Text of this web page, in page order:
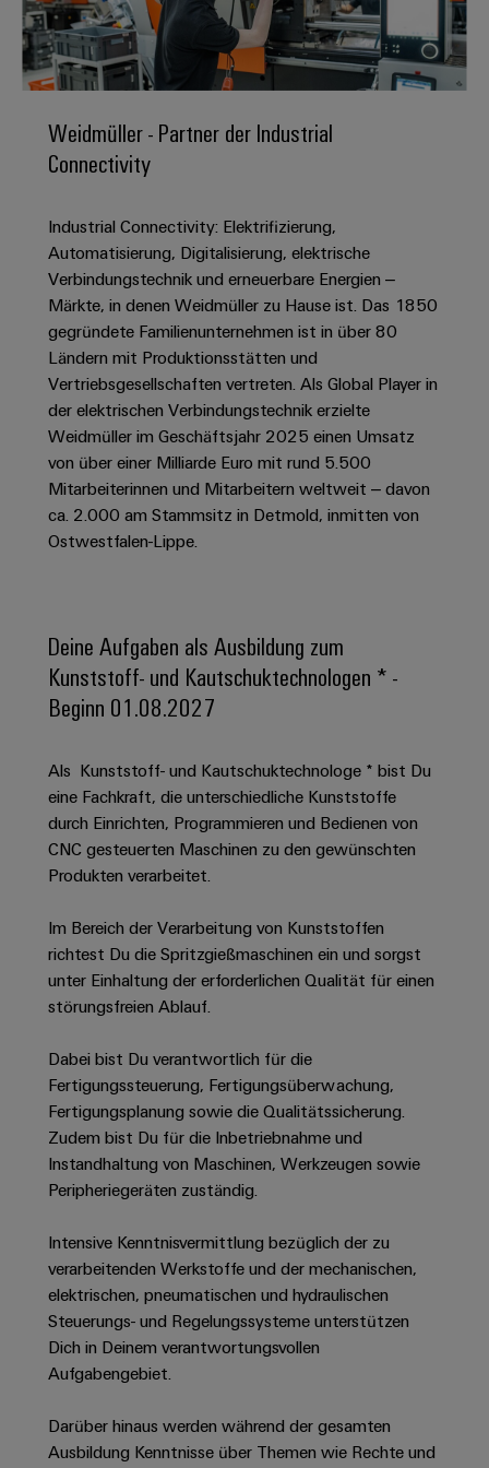
erlebbar
werden.
Datencenter
und
Produkte
für
effizient,
zuverlässig,
skalierbar
Energiespeicher
Lösungen
und
Produkte
Energiespeichersysteme
(ESS)
Energieübertragung
und
-
Sicherheit
für
moderne
Energienetze
Lösungen
für
die
spezifischen
Anforderungen
in
der
Gerätehersteller
Innovative
Verbindungslösungen
für
Konventionelle
Energieerzeugung
Zukunftssicherheit
bewährte
Energieerzeugung
Maschinenbau
Lösungen
für
verschiedene
Segmente
der
Maschinen
und
Öl
Anschlusstechnologie
DC-
u-
OS
Computing
Industrial
5G
Single
Pair
Ethernet
Schaltschrank-
und
Feldebene
Smart
Cabinet
Building
Metering
Weidmüller
Configurator
Solutions
Systeme
Lösungen
Dezentrale
Automatisierung
Energiemanagement-
Lösungen
IIoT
&
Automation
Software
Industrial
Analytics
Industrial
Leiterplattenklemmen
Gehäusesysteme
und
komponenten
und
-
komponenten
Anschlussleitungen,
Patchkabel
und
Kabel
SPS
Systemverkabelung
&
Migrationslösungen
Verteilerboxen
Elektronik
Koppelrelais
&
Halbleiterrelais
Trennverstärker
Messumformer
Stromversorgungen
Elektronikgehäuse
Blitz-
und
Überspannungsschutz
PV
Generatoranschlusskasten
Feldbusverteiler
Automatisierung
&
Software
Steuerungen
Fast
Delivery
Beratung
und
digitale
Planung
easyConnect
-
Ihre
Industrial
Service
Platform
Connectivity
Consulting
Weidmüller
Configurator
Services
Akkreditiertes
Labor
Support
Technischer
Support
Umweltbezogene
Produktkonformität
Engineering
Daten
Technische
Produktkataloge
Reparatur
und
Ersatzteile
Trainings
und
Webinare
Vertrieb uns
Promotionfahrzeug
Distribution
für
unsere
Partner
Vertrieb
Großhandelssuche
News
Messen
Newsletter
Kundenservice
Webshop
Kataloganforderung
Weidmüller
Zahlen
Fakten
Unser
Nachhaltigkeit
Weidmüller
Academy
People
&
Culture
Compliance
Weidmüller
Welt
|
Kundenmagazin
Länder
Management
Informationen
und
Zertifikate
Presse
Unternehmensmeldungen
Pressekontakt
Unsere
Partner
IIoT
and
Automation
Partner
Netzwerk
IIoT
and
Automation
Stellen
für
Berufserfahrene
Für
Werkstudententätigkeiten
Praktika
Abschlussarbeiten
Neuanfang
für
Studienabbrecher
Offene
Stellen
für
Für
Schülerinnen
und
Ausbildung
Duales
Studium
Erfolgreiche
Karrierewege
Offene
Ausbildungs-
und
Studienplätze
Veranstaltungen
Aktuelle
Termine
Workshops
für
Schulklassen
Weidmüller - Partner der Industrial
Connectivity
Industrial Connectivity: Elektrifizierung,
Automatisierung, Digitalisierung, elektrische
Verbindungstechnik und erneuerbare Energien –
Märkte, in denen Weidmüller zu Hause ist. Das 1850
gegründete Familienunternehmen ist in über 80
Ländern mit Produktionsstätten und
Vertriebsgesellschaften vertreten. Als Global Player in
der elektrischen Verbindungstechnik erzielte
Weidmüller im Geschäftsjahr 2025 einen Umsatz
von über einer Milliarde Euro mit rund 5.500
Mitarbeiterinnen und Mitarbeitern weltweit – davon
ca. 2.000 am Stammsitz in Detmold, inmitten von
Ostwestfalen-Lippe.
Deine Aufgaben als Ausbildung zum
Kunststoff- und Kautschuktechnologen * -
Beginn 01.08.2027
Als Kunststoff- und Kautschuktechnologe * bist Du
eine Fachkraft, die unterschiedliche Kunststoffe
durch Einrichten, Programmieren und Bedienen von
CNC gesteuerten Maschinen zu den gewünschten
Produkten verarbeitet.
Im Bereich der Verarbeitung von Kunststoffen
richtest Du die Spritzgießmaschinen ein und sorgst
unter Einhaltung der erforderlichen Qualität für einen
störungsfreien Ablauf.
Dabei bist Du verantwortlich für die
Fertigungssteuerung, Fertigungsüberwachung,
Fertigungsplanung sowie die Qualitätssicherung.
Zudem bist Du für die Inbetriebnahme und
Instandhaltung von Maschinen, Werkzeugen sowie
Peripheriegeräten zuständig.
Intensive Kenntnisvermittlung bezüglich der zu
verarbeitenden Werkstoffe und der mechanischen,
elektrischen, pneumatischen und hydraulischen
Steuerungs- und Regelungssysteme unterstützen
Dich in Deinem verantwortungsvollen
Aufgabengebiet.
Darüber hinaus werden während der gesamten
Ausbildung Kenntnisse über Themen wie Rechte und